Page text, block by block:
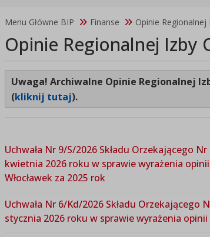
Menu Główne BIP Finanse Opinie
Opinie Regionalnej Izby
Uwaga! Archiwalne Opinie Regionalnej
(kliknij tutaj).
Uchwała Nr 9/S/2026 Składu Orzekającego
kwietnia 2026 roku w sprawie wyrażenia
Włocławek za 2025 rok
Uchwała Nr 6/Kd/2026 Składu
stycznia 2026 roku w sprawie wyrażenia